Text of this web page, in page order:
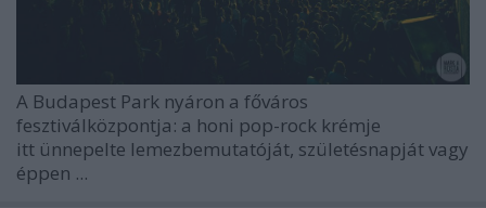
A Budapest Park nyáron a főváros
fesztiválközpontja: a honi pop-rock krémje
itt ünnepelte lemezbemutatóját, születésnapját vagy
éppen ...